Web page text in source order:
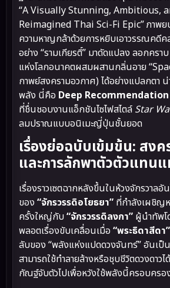
“A Visually Stunning, Ambitious,
Reimagined Thai Sci-Fi Epic” ภาพย
ความหาญกล้าด้วยการหยิบเอาวรรณคดี
อย่าง “รามเกียรติ์” มาดัดแปลง ลอกคร
แห่งโลกอนาคตผสมผสานกลิ่นอาย
กาพย์สงครามอวกาศ) ได้อย่างแปลกตา
พลัง นี่คือ Deep Recommendation
ที่ชื่นชอบงานแอ็กชันไซไฟสไตล์ Star
ลมปราณแบบอนิเมะญี่ปุ่นชั้นยอด
เรื่องย่อฉบับเข้มข้น: สงค
และการลักพาตัวตัวแทน
เรื่องราวเซตฉากหลังขึ้นในห้วงจักรวาล
ของ “จักรวรรดิอโยธยา” ที่กำลังเผชิญ
ครั้งใหญ่กับ“จักรวรรดิลงกา” ผู้นำทัพ
พลอตเรื่องขับเคลื่อนเมื่อ “พระธิดาสีดา”
ลับของ “พลังแห่งแปดดวงจันทร์” อันเ
สามารถใช้ทำลายล้างหรือชุบชีวิตดวงดา
กัณฐ์จับตัวไปเพื่อหวังใช้พลังนี้ครอบครอ